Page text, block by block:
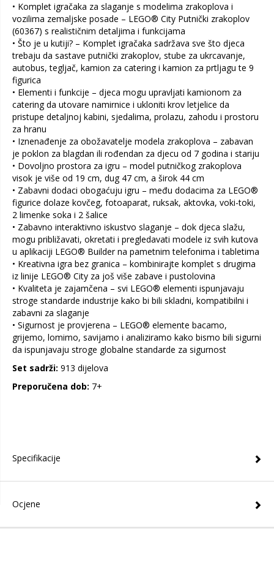
• Komplet igračaka za slaganje s modelima zrakoplova i
vozilima zemaljske posade – LEGO® City Putnički zrakoplov
(60367) s realističnim detaljima i funkcijama
• Što je u kutiji? – Komplet igračaka sadržava sve što djeca
trebaju da sastave putnički zrakoplov, stube za ukrcavanje,
autobus, tegljač, kamion za catering i kamion za prtljagu te 9
figurica
• Elementi i funkcije – djeca mogu upravljati kamionom za
catering da utovare namirnice i ukloniti krov letjelice da
pristupe detaljnoj kabini, sjedalima, prolazu, zahodu i prostoru
za hranu
• Iznenađenje za obožavatelje modela zrakoplova – zabavan
je poklon za blagdan ili rođendan za djecu od 7 godina i stariju
• Dovoljno prostora za igru – model putničkog zrakoplova
visok je više od 19 cm, dug 47 cm, a širok 44 cm
• Zabavni dodaci obogaćuju igru – među dodacima za LEGO®
figurice dolaze kovčeg, fotoaparat, ruksak, aktovka, voki-toki,
2 limenke soka i 2 šalice
• Zabavno interaktivno iskustvo slaganje – dok djeca slažu,
mogu približavati, okretati i pregledavati modele iz svih kutova
u aplikaciji LEGO® Builder na pametnim telefonima i tabletima
• Kreativna igra bez granica – kombinirajte komplet s drugima
iz linije LEGO® City za još više zabave i pustolovina
• Kvaliteta je zajamčena – svi LEGO® elementi ispunjavaju
stroge standarde industrije kako bi bili skladni, kompatibilni i
zabavni za slaganje
• Sigurnost je provjerena – LEGO® elemente bacamo,
grijemo, lomimo, savijamo i analiziramo kako bismo bili sigurni
da ispunjavaju stroge globalne standarde za sigurnost
Set sadrži: 913 dijelova
Preporučena dob: 7+
Specifikacije
Ocjene